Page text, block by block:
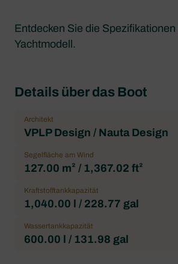
Entdecken Sie die
Yachtmodell.
Details über das Boot
Architekt
VPLP Design / Nauta Design
Segelfläche am Wind
127.00 m² / 1,367.02 ft²
Kraftstofftankkapazität
1,040.00 l / 228.77 gal
Wassertankkapazität
600.00 l / 131.98 gal